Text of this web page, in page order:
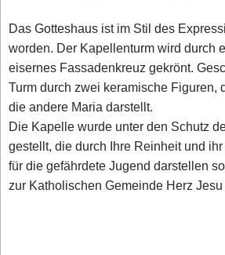
Das Gotteshaus ist im Stil des
worden. Der Kapellenturm wird durch
eisernes Fassadenkreuz gekrönt.
Turm durch zwei keramische Figuren,
die andere Maria darstellt.
Die Kapelle wurde unter den Schutz
gestellt, die durch Ihre Reinheit und
für die gefährdete Jugend darstellen
zur Katholischen Gemeinde Herz